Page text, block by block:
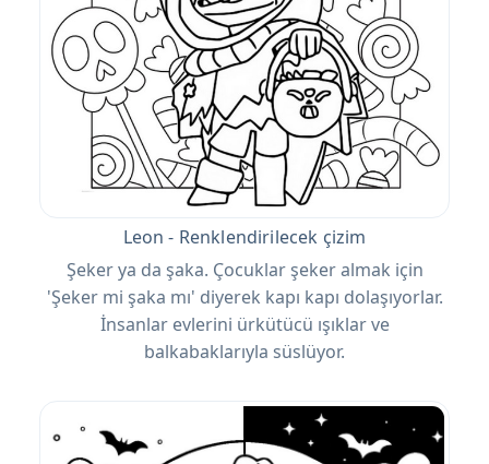
Leon - Renklendirilecek çizim
Şeker ya da şaka. Çocuklar şeker almak için
'Şeker mi şaka mı' diyerek kapı kapı dolaşıyorlar.
İnsanlar evlerini ürkütücü ışıklar ve
balkabaklarıyla süslüyor.